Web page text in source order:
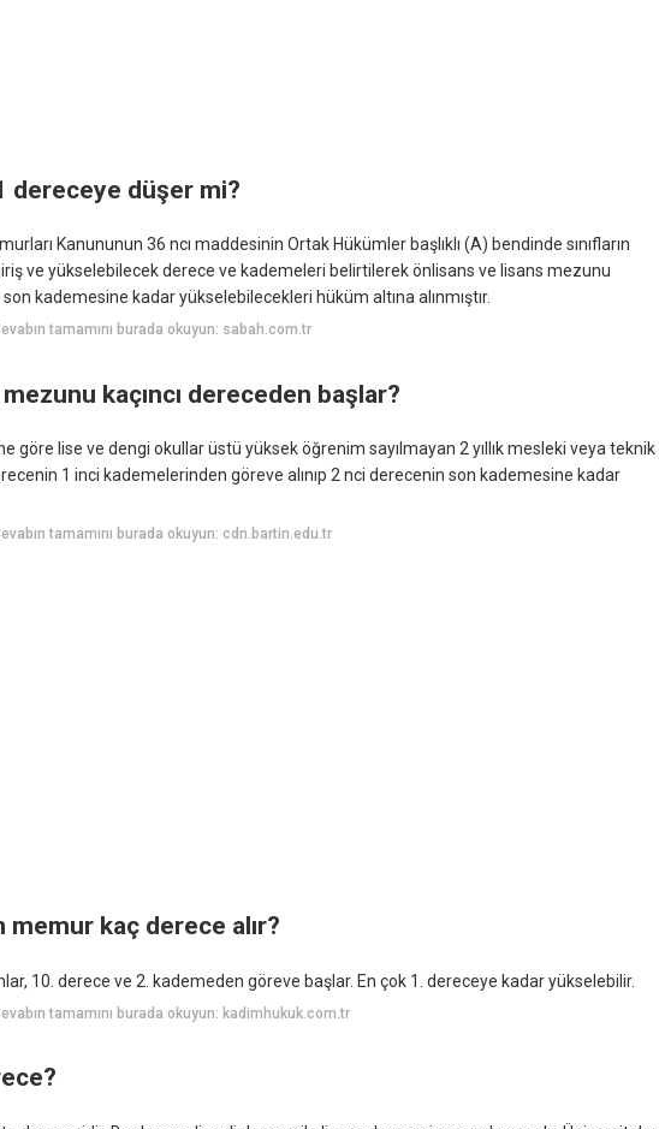
dereceye düşer mi?
Kanununun 36 ncı maddesinin Ortak Hükümler başlıklı (A) bendinde sınıfların
ve yükselebilecek derece ve kademeleri belirtilerek önlisans ve lisans mezunu
kademesine kadar yükselebilecekleri hüküm altına alınmıştır.
tamamını burada okuyun: sabah.com.tr
kaçıncı dereceden başlar?
göre lise ve dengi okullar üstü yüksek öğrenim sayılmayan 2 yıllık mesleki veya teknik
1 inci kademelerinden göreve alınıp 2 nci derecenin son kademesine kadar
tamamını burada okuyun: cdn.bartin.edu.tr
kaç derece alır?
10. derece ve 2. kademeden göreve başlar. En çok 1. dereceye kadar yükselebilir.
tamamını burada okuyun: kadimhukuk.com.tr